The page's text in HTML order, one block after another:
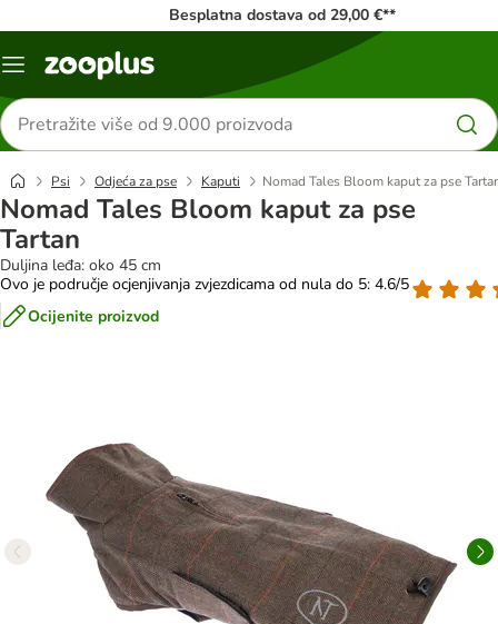
Besplatna dostava od 29,00 €**
Izbornik
Traži
proizvode
Psi Odjeća za pse Kaputi Nomad Tales Bloom kaput za pse
Nomad Tales Bloom kaput za pse
Tartan
Duljina leđa: oko 45 cm
Ovo je područje ocjenjivanja zvjezdicama od nula do 5: 4.6/5
Ocijenite proizvod